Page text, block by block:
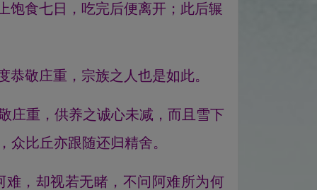
饱食七日，吃完后便离开；此后辗
敬庄重，宗族之人也是如此。
庄重，供养之诚心未减，而且雪下
众比丘亦跟随还归精舍。
难，却视若无睹，不问阿难所为何